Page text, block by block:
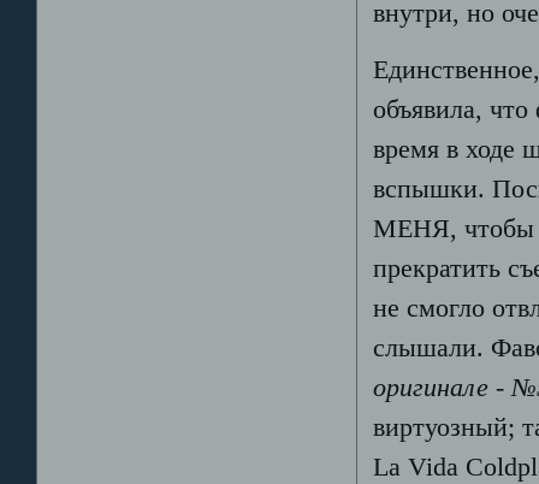
внутри, но
объявила,
время в ходе
вспышки.
МЕНЯ, чтобы
прекратить
не смогло
слышали.
оригинале -
виртуозный;
La Vida